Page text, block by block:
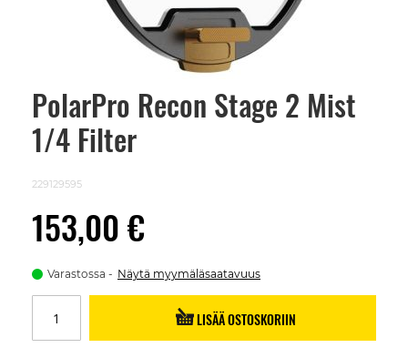
PolarPro Recon Stage 2 Mist
1/4 Filter
229129595
153,00 €
Varastossa Näytä myymäläsaatavuus
LISÄÄ OSTOSKORIIN
Skip
beginning
images